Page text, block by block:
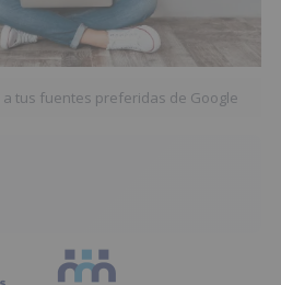
a tus fuentes preferidas de Google